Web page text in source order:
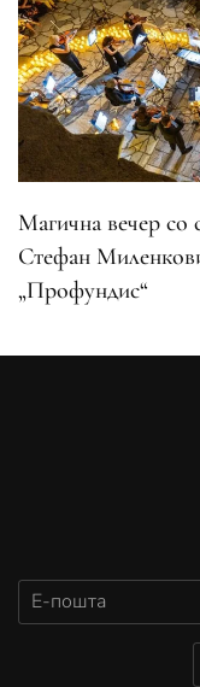
Магична вечер со
Стефан
„Профундис“